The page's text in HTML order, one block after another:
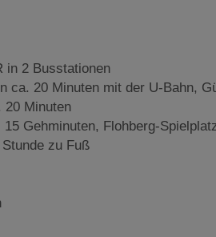
in 2 Busstationen
ca. 20 Minuten mit der U-Bahn,
20 Minuten
Gehminuten, Flohberg-
zu Fuß